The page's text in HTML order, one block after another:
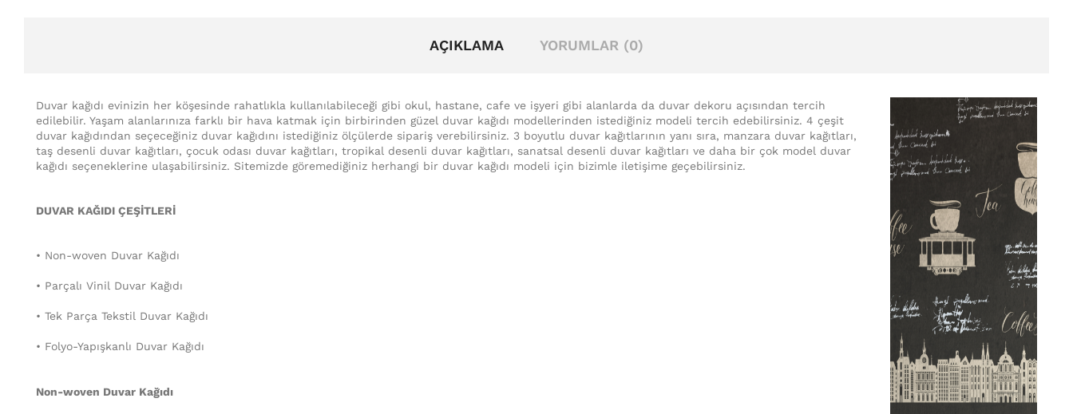
AÇIKLAMA YORUMLAR (0)
Duvar kağıdı evinizin her köşesinde rahatlıkla kullanılabileceği gibi okul, hastane, cafe ve işyeri gibi alanlarda da duvar dekoru açısından tercih
edilebilir. Yaşam alanlarınıza farklı bir hava katmak için birbirinden güzel duvar kağıdı modellerinden istediğiniz modeli tercih edebilirsiniz. 4 çeşit
duvar kağıdından seçeceğiniz duvar kağıdını istediğiniz ölçülerde sipariş verebilirsiniz. 3 boyutlu duvar kağıtlarının yanı sıra, manzara duvar kağıtları,
taş desenli duvar kağıtları, çocuk odası duvar kağıtları, tropikal desenli duvar kağıtları, sanatsal desenli duvar kağıtları ve daha bir çok model duvar
kağıdı seçeneklerine ulaşabilirsiniz. Sitemizde göremediğiniz herhangi bir duvar kağıdı modeli için bizimle iletişime geçebilirsiniz.
DUVAR KAĞIDI ÇEŞİTLERİ
• Non-woven Duvar Kağıdı
• Parçalı Vinil Duvar Kağıdı
• Tek Parça Tekstil Duvar Kağıdı
• Folyo-Yapışkanlı Duvar Kağıdı
Non-woven Duvar Kağıdı